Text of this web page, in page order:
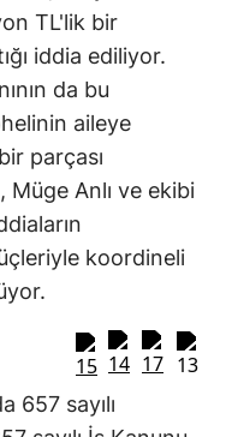
TL'lik bir
iddia ediliyor.
da bu
aileye
parçası
Anlı ve ekibi
koordineli
657 sayılı